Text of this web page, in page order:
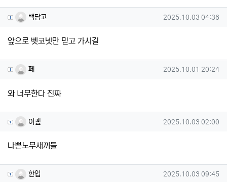
백담고님의 댓글
백담고 작성일
2025.10.03 04:36
앞으로 벳코넷만 믿고 가시길
페님의 댓글
페 작성일
2025.10.01 20:24
와 너무한다 진짜
이퀲님의 댓글
이퀲 작성일
2025.10.03 02:00
나쁜노무새끼들
한입님의 댓글
한입 작성일
2025.10.03 09:45